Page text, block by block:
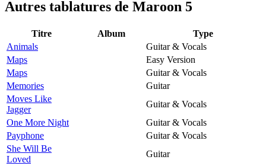
Autres tablatures de Maroon 5
Titre Album
Type
Animals
Guitar & Vocals
Maps
Easy Version
Maps
Guitar & Vocals
Memories
Guitar
Moves Like
Jagger
Guitar & Vocals
One More Night
Guitar & Vocals
Payphone
Guitar & Vocals
She Will Be
Loved
Guitar